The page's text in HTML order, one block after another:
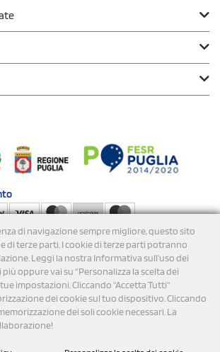
di navigazione sempre migliore, questo sito
di terze parti. I cookie di terze parti potranno
Leggi la nostra Informativa sull’uso dei
oppure vai su “Personalizza la scelta dei
impostazioni. Cliccando "Accetta Tutti"
dei cookie sul tuo dispositivo. Cliccando
dei soli cookie necessari. La